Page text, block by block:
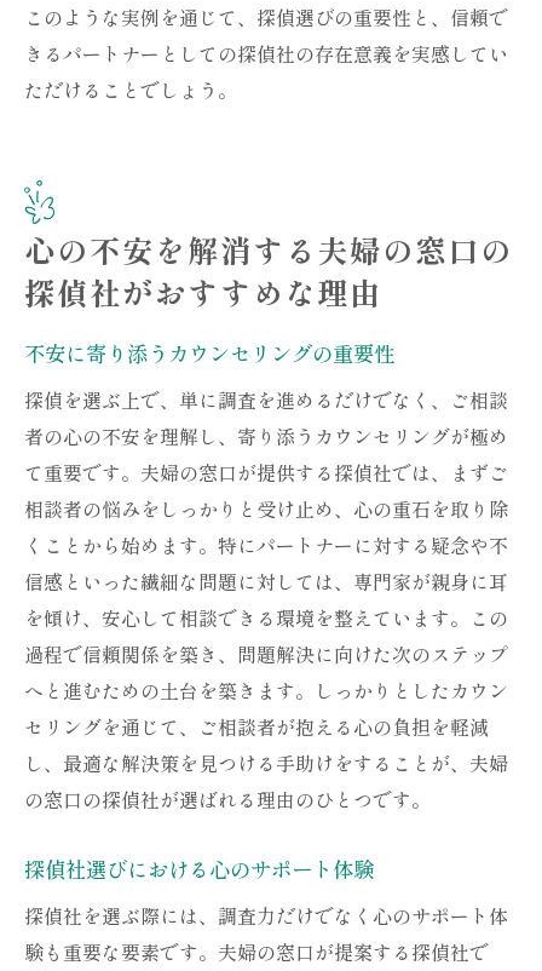
このような実例を通じて、探偵選びの重要性と、信頼で
きるパートナーとしての探偵社の存在意義を実感してい
ただけることでしょう。
心の不安を解消する夫婦の窓口の
探偵社がおすすめな理由
不安に寄り添うカウンセリングの重要性
探偵を選ぶ上で、単に調査を進めるだけでなく、ご相談
者の心の不安を理解し、寄り添うカウンセリングが極め
て重要です。夫婦の窓口が提供する探偵社では、まずご
相談者の悩みをしっかりと受け止め、心の重石を取り除
くことから始めます。特にパートナーに対する疑念や不
信感といった繊細な問題に対しては、専門家が親身に耳
を傾け、安心して相談できる環境を整えています。この
過程で信頼関係を築き、問題解決に向けた次のステップ
へと進むための土台を築きます。しっかりとしたカウン
セリングを通じて、ご相談者が抱える心の負担を軽減
し、最適な解決策を見つける手助けをすることが、夫婦
の窓口の探偵社が選ばれる理由のひとつです。
探偵社選びにおける心のサポート体験
探偵社を選ぶ際には、調査力だけでなく心のサポート体
験も重要な要素です。夫婦の窓口が提案する探偵社で